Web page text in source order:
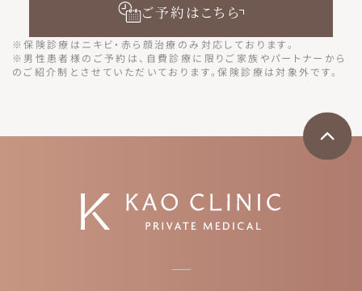
ご予約はこちら
※保険診療はニキビ・赤ら顔治療のみ対応しております。
※男性患者様のご予約は、自費診療に限りご家族やパートナーから
のご紹介制とさせていただいております。保険診療は対象外です。